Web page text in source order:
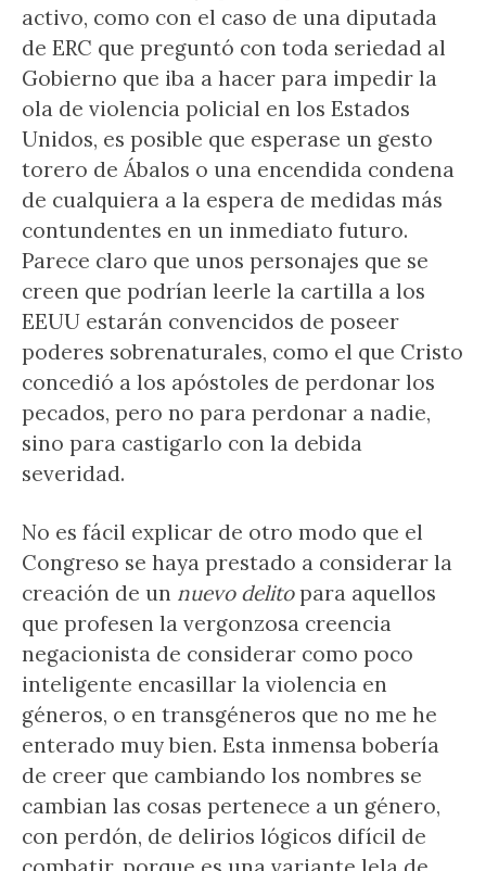
activo, como con el caso de una diputada
de ERC que preguntó con toda seriedad al
Gobierno que iba a hacer para impedir la
ola de violencia policial en los Estados
Unidos, es posible que esperase un gesto
torero de Ábalos o una encendida condena
de cualquiera a la espera de medidas más
contundentes en un inmediato futuro.
Parece claro que unos personajes que se
creen que podrían leerle la cartilla a los
EEUU estarán convencidos de poseer
poderes sobrenaturales, como el que Cristo
concedió a los apóstoles de perdonar los
pecados, pero no para perdonar a nadie,
sino para castigarlo con la debida
severidad.
No es fácil explicar de otro modo que el
Congreso se haya prestado a considerar la
creación de un nuevo delitopara aquellos
que profesen la vergonzosa creencia
negacionista de considerar como poco
inteligente encasillar la violencia en
géneros, o en transgéneros que no me he
enterado muy bien. Esta inmensa bobería
de creer que cambiando los nombres se
cambian las cosas pertenece a un género,
con perdón, de delirios lógicos difícil de